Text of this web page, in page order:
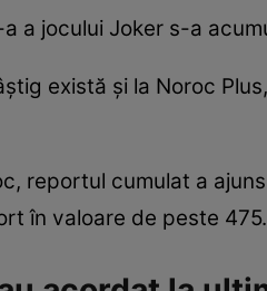
a jocului Joker s-a
există și la Noroc
reportul cumulat a
în valoare de peste